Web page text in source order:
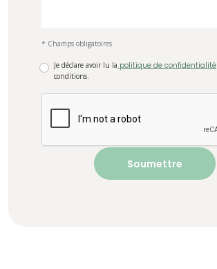
* Champs obligatoires
Je déclare avoir lu la politique de confidentialité
conditions.